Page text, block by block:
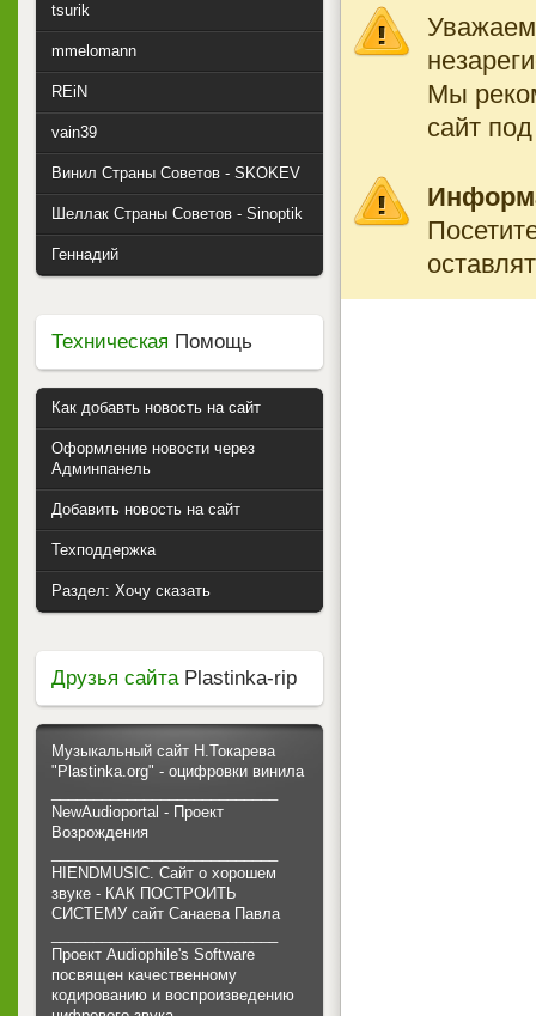
Мы
сайт
tsurik
mmelomann
REiN
vain39
Винил Страны Советов - SKOKEV
Шеллак Страны Советов - Sinoptik
Геннадий
Техническая Помощь
Как добавть новость на сайт
Оформление новости через
Админпанель
Добавить новость на сайт
Техподдержка
Раздел: Хочу сказать
Друзья сайтаPlastinka-rip
Музыкальный сайт Н.Токарева
"Plastinka.org" - оцифровки винила
NewAudioportal - Проект
Возрождения
HIENDMUSIC. Сайт о хорошем
звуке - КАК ПОСТРОИТЬ
СИСТЕМУ сайт Санаева Павла
Проект Audiophile's Software
посвящен качественному
кодированию и воспроизведению